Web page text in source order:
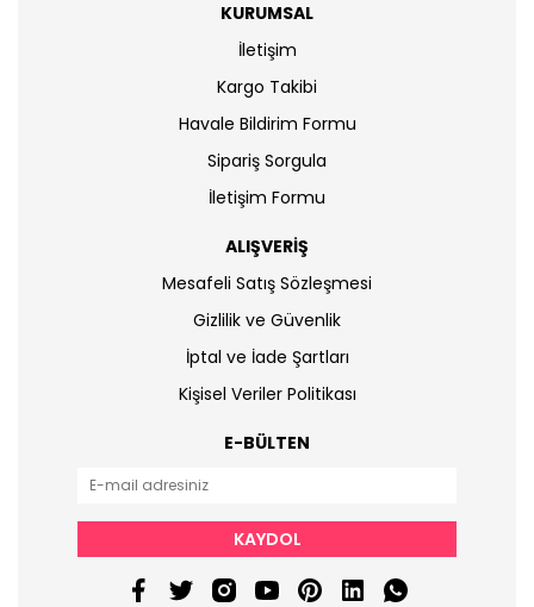
KURUMSAL
İletişim
Kargo Takibi
Havale Bildirim Formu
Sipariş Sorgula
İletişim Formu
ALIŞVERİŞ
Mesafeli Satış Sözleşmesi
Gizlilik ve Güvenlik
İptal ve İade Şartları
Kişisel Veriler Politikası
E-BÜLTEN
KAYDOL